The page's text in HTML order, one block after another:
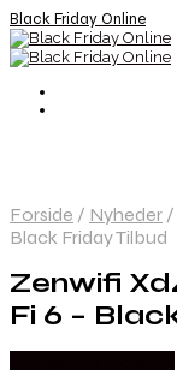
Black Friday Online
Forside / Nyheder /
Black Friday Tilbud
Zenwifi
Fi 6 –